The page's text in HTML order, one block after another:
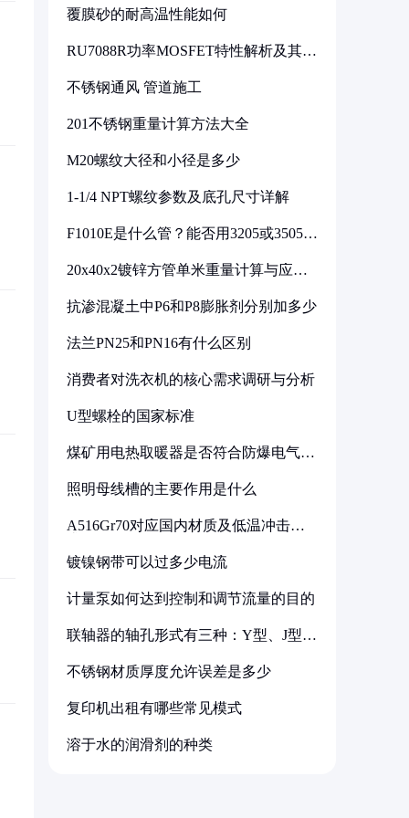
覆膜砂的耐高温性能如何
RU7088R功率MOSFET特性解析及其在
不锈钢通风 管道施工
201不锈钢重量计算方法大全
M20螺纹大径和小径是多少
1-1/4 NPT螺纹参数及底孔尺寸详解
F1010E是什么管？能否用3205或3505代
20x40x2镀锌方管单米重量计算与应用
抗渗混凝土中P6和P8膨胀剂分别加多少
法兰PN25和PN16有什么区别
消费者对洗衣机的核心需求调研与分析
U型螺栓的国家标准
煤矿用电热取暖器是否符合防爆电气设
照明母线槽的主要作用是什么
A516Gr70对应国内材质及低温冲击要
镀镍钢带可以过多少电流
计量泵如何达到控制和调节流量的目的
联轴器的轴孔形式有三种：Y型、J型、
不锈钢材质厚度允许误差是多少
复印机出租有哪些常见模式
溶于水的润滑剂的种类